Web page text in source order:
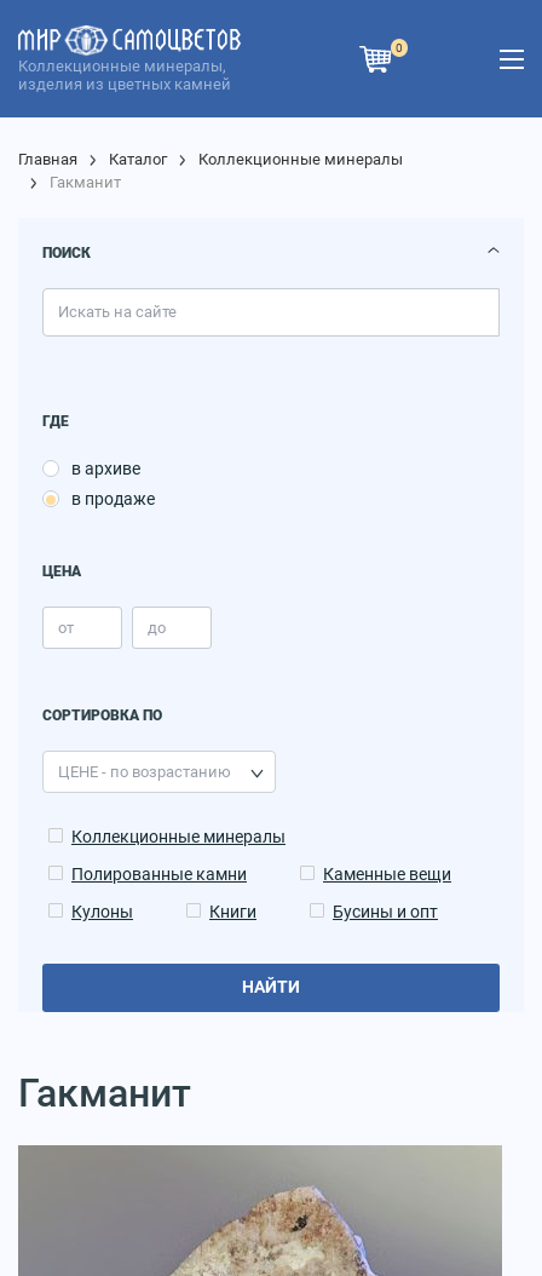
Коллекционные минералы,
изделия из цветных камней
0
Главная Каталог
Коллекционные минералы
Гакманит
ПОИСК
ГДЕ
в архиве
в продаже
ЦЕНА
СОРТИРОВКА ПО
Коллекционные минералы
Полированные камни
Каменные вещи
Кулоны
Книги Бусины и опт
НАЙТИ
Гакманит